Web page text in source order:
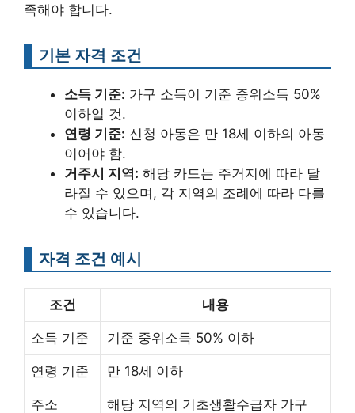
족해야 합니다.
기본 자격 조건
소득 기준: 가구 소득이 기준 중위소득 50%
이하일 것.
연령 기준: 신청 아동은 만 18세 이하의 아동
이어야 함.
거주시 지역: 해당 카드는 주거지에 따라 달
라질 수 있으며, 각 지역의 조례에 따라 다를
수 있습니다.
자격 조건 예시
조건 내용
소득 기준 기준 중위소득 50% 이하
연령 기준 만 18세 이하
주소 해당 지역의 기초생활수급자 가구